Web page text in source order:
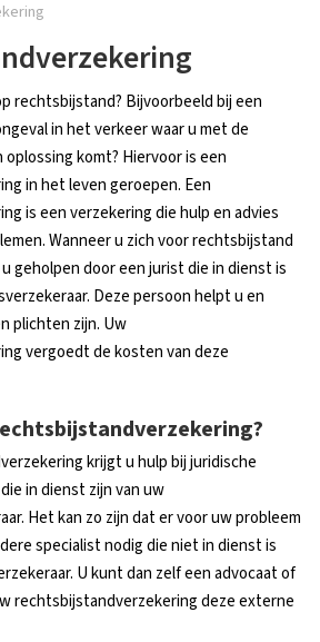
rechtsbijstand? Bijvoorbeeld bij een
in het verkeer waar u met de
komt? Hiervoor is een
in het leven geroepen. Een
is een verzekering die hulp en advies
Wanneer u zich voor rechtsbijstand
geholpen door een jurist die in dienst is
Deze persoon helpt u en
plichten zijn. Uw
vergoedt de kosten van deze
krijgt u hulp bij juridische
in dienst zijn van uw
Het kan zo zijn dat er voor uw probleem
specialist nodig die niet in dienst is
U kunt dan zelf een advocaat of
rechtsbijstandverzekering deze externe